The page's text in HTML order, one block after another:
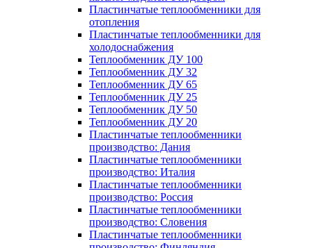
Пластинчатые теплообменники для
отопления
Пластинчатые теплообменники для
холодоснабжения
Теплообменник ДУ 100
Теплообменник ДУ 32
Теплообменник ДУ 65
Теплообменник ДУ 25
Теплообменник ДУ 50
Теплообменник ДУ 20
Пластинчатые теплообменники
производство: Дания
Пластинчатые теплообменники
производство: Италия
Пластинчатые теплообменники
производство: Россия
Пластинчатые теплообменники
производство: Словения
Пластинчатые теплообменники